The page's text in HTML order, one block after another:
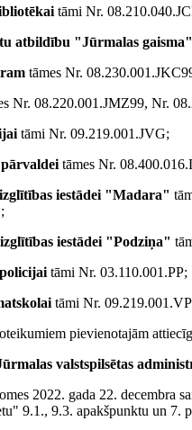
tāmi Nr.
atbildību "Jūrmalas gaisma"
tāmes Nr.
Nr. 08.220.001.JMZ99, Nr.
tāmi Nr. 09.219.001.JVG;
tāmes Nr.
iestādei "Madara"
iestādei "Podziņa"
tāmi Nr. 03.110.001.PP;
tāmi Nr.
pievienotajām
valstspilsētas
2022. gada 22. decembra
9.1., 9.3. apakšpunktu un 7.